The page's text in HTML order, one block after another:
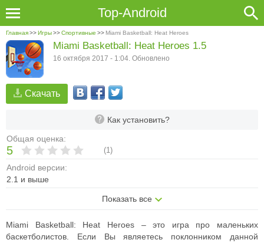
Top-Android
Главная>>Игры>>Спортивные >> Miami Basketball: Heat Heroes
Скачать
Как установить?
Общая оценка:
5 (1)
Android версии:
2.1 и выше
Показать все
Miami Basketball: Heat Heroes 1.5
16 октября 2017 - 1:04. Обновлено
Miami Basketball: Heat Heroes – это игра про маленьких
баскетболистов. Если Вы являетесь поклонником данной